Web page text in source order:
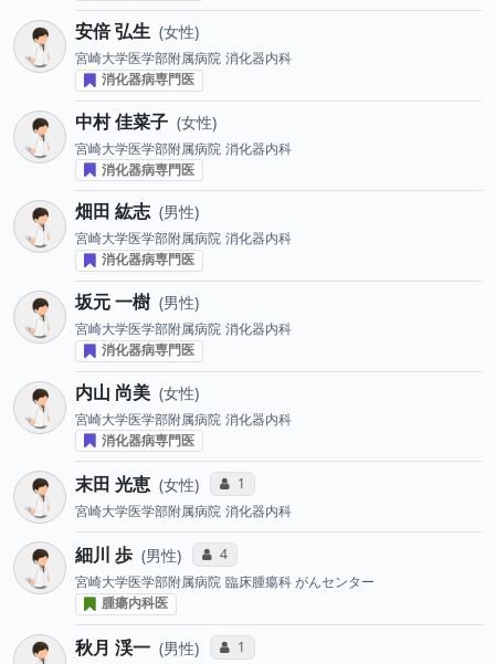
安倍 弘生 女性
宮崎大学医学部附属病院 消化器内科
消化器病専門医
中村 佳菜子 女性
宮崎大学医学部附属病院 消化器内科
消化器病専門医
畑田 紘志 男性
宮崎大学医学部附属病院 消化器内科
消化器病専門医
坂元 一樹 男性
宮崎大学医学部附属病院 消化器内科
消化器病専門医
内山 尚美 女性
宮崎大学医学部附属病院 消化器内科
消化器病専門医
末田 光恵 女性 コミュニケーション・タイプ投票数
1
宮崎大学医学部附属病院 消化器内科
細川 歩 男性 コミュニケーション・タイプ投票数
4
宮崎大学医学部附属病院 臨床腫瘍科 がんセンター
腫瘍内科医
秋月 渓一 男性 コミュニケーション・タイプ投票数
1